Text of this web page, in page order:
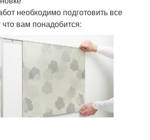
необходимо подготовить все
вам понадобится: